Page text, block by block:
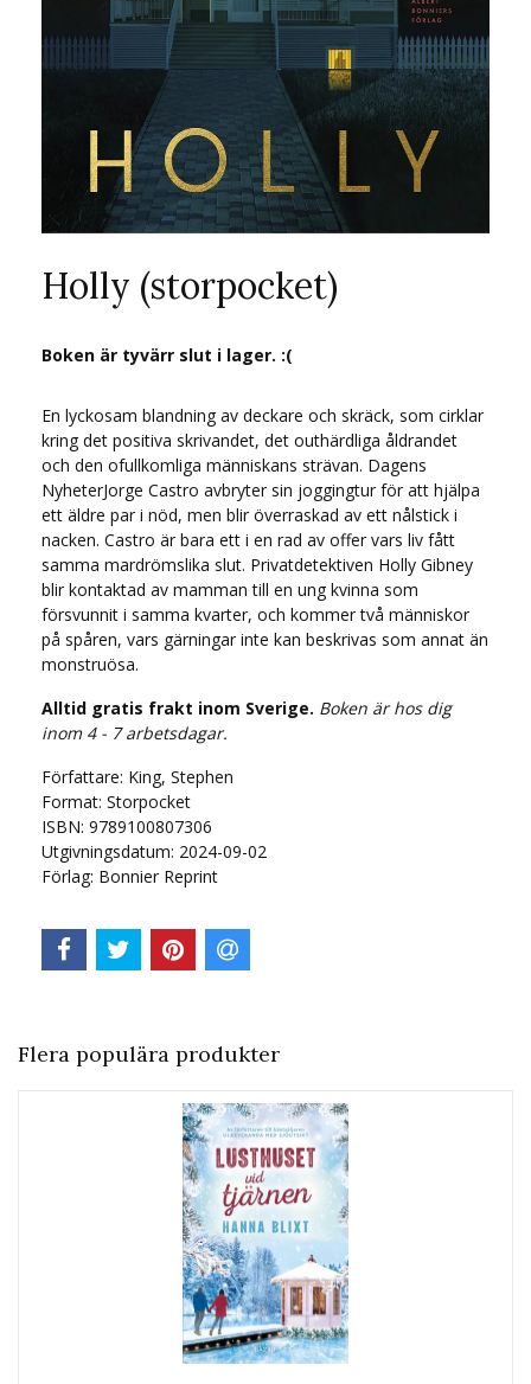
Holly (storpocket)
Boken är tyvärr slut i lager. :(
En lyckosam blandning av deckare och skräck, som cirklar
kring det positiva skrivandet, det outhärdliga åldrandet
och den ofullkomliga människans strävan. Dagens
NyheterJorge Castro avbryter sin joggingtur för att hjälpa
ett äldre par i nöd, men blir överraskad av ett nålstick i
nacken. Castro är bara ett i en rad av offer vars liv fått
samma mardrömslika slut. Privatdetektiven Holly Gibney
blir kontaktad av mamman till en ung kvinna som
försvunnit i samma kvarter, och kommer två människor
på spåren, vars gärningar inte kan beskrivas som annat än
monstruösa.
Alltid gratis frakt inom Sverige. Boken är hos dig
inom 4 - 7 arbetsdagar.
Författare: King, Stephen
Format: Storpocket
ISBN: 9789100807306
Utgivningsdatum: 2024-09-02
Förlag: Bonnier Reprint
Flera populära produkter